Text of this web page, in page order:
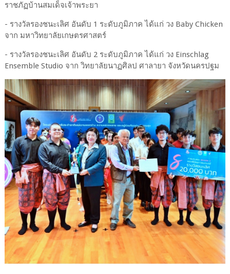
ราชภัฏบ้านสมเด็จเจ้าพระยา
- รางวัลรองชนะเลิศ อันดับ 1 ระดับภูมิภาค ได้แก่ วง Baby Chicken
จาก มหาวิทยาลัยเกษตรศาสตร์
- รางวัลรองชนะเลิศ อันดับ 2 ระดับภูมิภาค ได้แก่ วง Einschlag
Ensemble Studio จาก วิทยาลัยนาฏศิลป ศาลายา จังหวัดนครปฐม